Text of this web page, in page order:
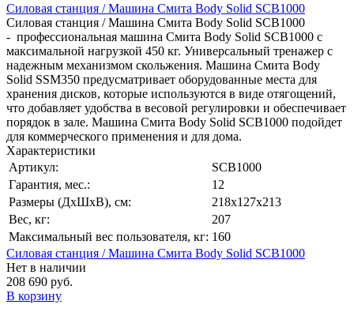
Силовая станция / Машина Смита Body Solid SCB1000
Силовая станция / Машина Смита Body Solid SCB1000
- профессиональная машина Смита Body Solid SCB1000 с
максимальной нагрузкой 450 кг. Универсальный тренажер с
надежным механизмом скольжения. Машина Смита Body
Solid SSM350 предусматривает оборудованные места для
хранения дисков, которые используются в виде отягощений,
что добавляет удобства в весовой регулировки и обеспечивает
порядок в зале. Машина Смита Body Solid SCB1000 подойдет
для коммерческого применения и для дома.
Характеристики
Артикул:
SCB1000
Гарантия, мес.:
12
Размеры (ДхШхВ), см:
218х127х213
Вес, кг:
207
Максимальный вес пользователя, кг: 160
Силовая станция / Машина Смита Body Solid SCB1000
Нет в наличии
208 690 руб.
В корзину